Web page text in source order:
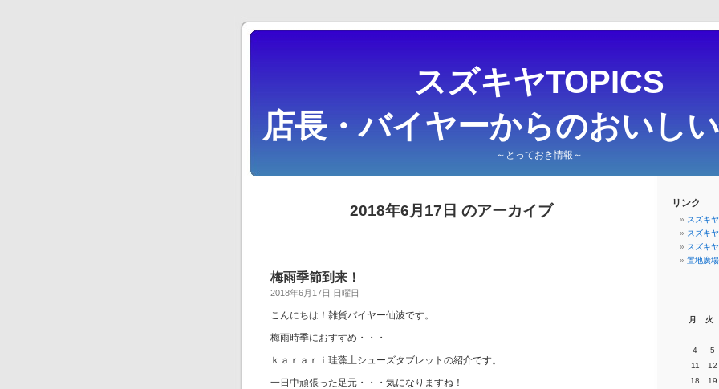
スズキヤTOPICS
店長・バイヤーからのおいしい
～とっておき情報～
2018年6月17日 のアーカイブ
梅雨季節到来！
2018年6月17日 日曜日
こんにちは！雑貨バイヤー仙波です。
梅雨時季におすすめ・・・
ｋａｒａｒｉ珪藻土シューズタブレットの紹介です。
一日中頑張った足元・・・気になりますね！
リンク
スズキ
スズキ
スズキ
置地廣
月 火
4
5
11
12
18
19